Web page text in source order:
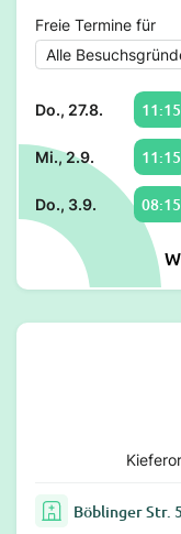
Freie Termine für
Do., 27.8. 11:15
Mi., 2.9. 11:15
Do., 3.9. 08:15
Böblinger Str.